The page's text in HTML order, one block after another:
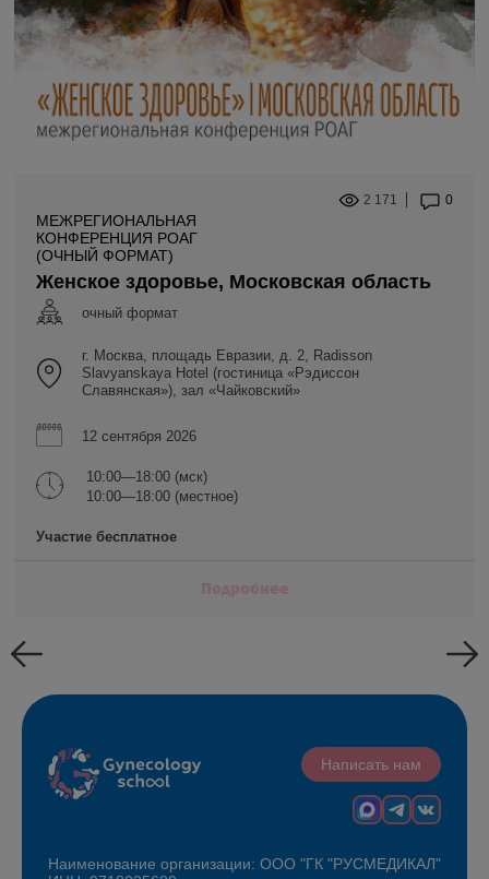
2 171 0
МЕЖРЕГИОНАЛЬНАЯ
КОНФЕРЕНЦИЯ РОАГ
(ОЧНЫЙ ФОРМАТ)
Женское здоровье, Московская область
очный формат
г. Москва, площадь Евразии, д. 2, Radisson
Slavyanskaya Hotel (гостиница «Рэдиссон
Славянская»), зал «Чайковский»
12 сентября 2026
10:00—18:00 (мск)
10:00—18:00 (местное)
Участие бесплатное
Подробнее
Написать нам
Наименование организации: ООО "ГК "РУСМЕДИКАЛ"